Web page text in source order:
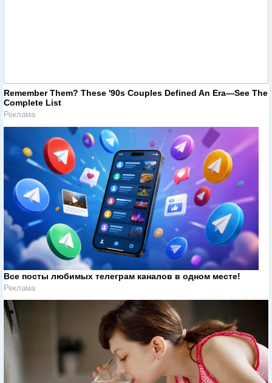
Remember Them? These '90s Couples Defined An Era—See The
Complete List
Реклама
Все посты любимых телеграм каналов в одном месте!
Реклама